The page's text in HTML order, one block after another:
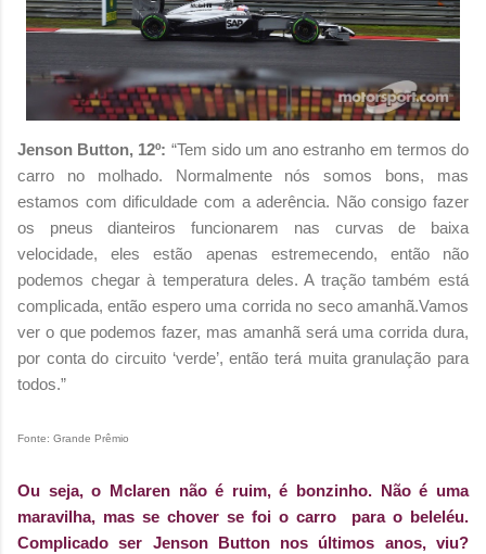
Jenson Button, 12º: “Tem sido um ano estranho em termos do
carro no molhado. Normalmente nós somos bons, mas
estamos com dificuldade com a aderência. Não consigo fazer
os pneus dianteiros funcionarem nas curvas de baixa
velocidade, eles estão apenas estremecendo, então não
podemos chegar à temperatura deles. A tração também está
complicada, então espero uma corrida no seco amanhã.Vamos
ver o que podemos fazer, mas amanhã será uma corrida dura,
por conta do circuito ‘verde’, então terá muita granulação para
todos.”
Fonte: Grande Prêmio
Ou seja, o Mclaren não é ruim, é bonzinho. Não é uma
maravilha, mas se chover se foi o carro para o beleléu.
Complicado ser Jenson Button nos últimos anos, viu?